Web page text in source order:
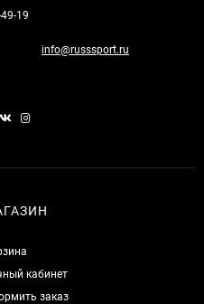
19
info@russsport.ru
кабинет
заказ